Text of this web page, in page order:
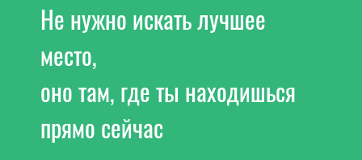
Не нужно искать лучшее
место,
оно там, где ты находишься
прямо сейчас